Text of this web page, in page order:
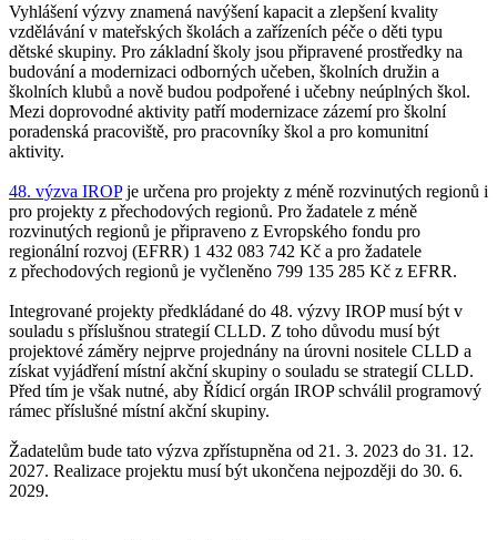
Vyhlášení výzvy znamená navýšení kapacit a zlepšení kvality
vzdělávání v mateřských školách a zařízeních péče o děti typu
dětské skupiny. Pro základní školy jsou připravené prostředky na
budování a modernizaci odborných učeben, školních družin a
školních klubů a nově budou podpořené i učebny neúplných škol.
Mezi doprovodné aktivity patří modernizace zázemí pro školní
poradenská pracoviště, pro pracovníky škol a pro komunitní
aktivity.
48. výzva IROPje určena pro projekty z méně rozvinutých regionů i
pro projekty z přechodových regionů. Pro žadatele z méně
rozvinutých regionů je připraveno z Evropského fondu pro
regionální rozvoj (EFRR) 1 432 083 742 Kč a pro žadatele
z přechodových regionů je vyčleněno 799 135 285 Kč z EFRR.
Integrované projekty předkládané do 48. výzvy IROP musí být v
souladu s příslušnou strategií CLLD. Z toho důvodu musí být
projektové záměry nejprve projednány na úrovni nositele CLLD a
získat vyjádření místní akční skupiny o souladu se strategií CLLD.
Před tím je však nutné, aby Řídicí orgán IROP schválil programový
rámec příslušné místní akční skupiny.
Žadatelům bude tato výzva zpřístupněna od 21. 3. 2023 do 31. 12.
2027. Realizace projektu musí být ukončena nejpozději do 30. 6.
2029.